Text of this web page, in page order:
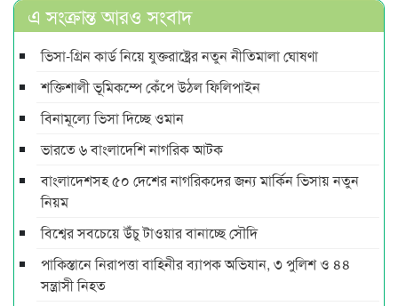
এ সংক্রান্ত আরও সংবাদ
ভিসা-গ্রিন কার্ড নিয়ে যুক্তরাষ্ট্রের নতুন নীতিমালা ঘোষণা
শক্তিশালী ভূমিকম্পে কেঁপে উঠল ফিলিপাইন
বিনামূল্যে ভিসা দিচ্ছে ওমান
ভারতে ৬ বাংলাদেশি নাগরিক আটক
বাংলাদেশসহ ৫০ দেশের নাগরিকদের জন্য মার্কিন ভিসায় নতুন
নিয়ম
বিশ্বের সবচেয়ে উঁচু টাওয়ার বানাচ্ছে সৌদি
পাকিস্তানে নিরাপত্তা বাহিনীর ব্যাপক অভিযান, ৩ পুলিশ ও ৪৪
সন্ত্রাসী নিহত